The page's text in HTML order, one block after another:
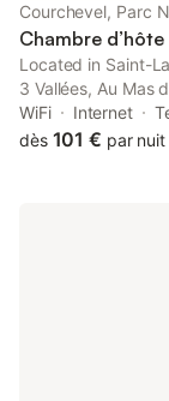
Courchevel, Parc
Chambre
Located in Saint-
3 Vallées, Au Mas
La Croisette
WiFi and free
WiFi Internet
dès 101 € par nuit